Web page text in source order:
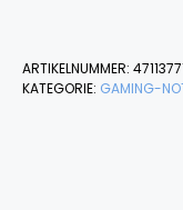
ARTIKELNUMMER:
KATEGORIE: GAMING-